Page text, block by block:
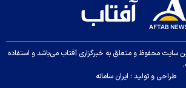
سایت محفوظ و متعلق به خبرگزاری آفتاب می‌باشد و استفاده
طراحی و تولید : ایران سامانه